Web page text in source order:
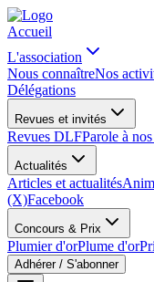
Accueil
L'association
Nous connaîtreNos
Délégations
Revues et invités
Revues DLFParole à
Actualités
Articles et actualités
(X)Facebook
Concours & Prix
Plumier d'orPlume d'or
Adhérer / S'abonner